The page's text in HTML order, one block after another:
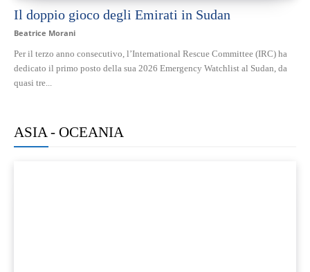
Il doppio gioco degli Emirati in Sudan
Beatrice Morani
Per il terzo anno consecutivo, l’International Rescue Committee (IRC) ha
dedicato il primo posto della sua 2026 Emergency Watchlist al Sudan, da
quasi tre...
ASIA - OCEANIA